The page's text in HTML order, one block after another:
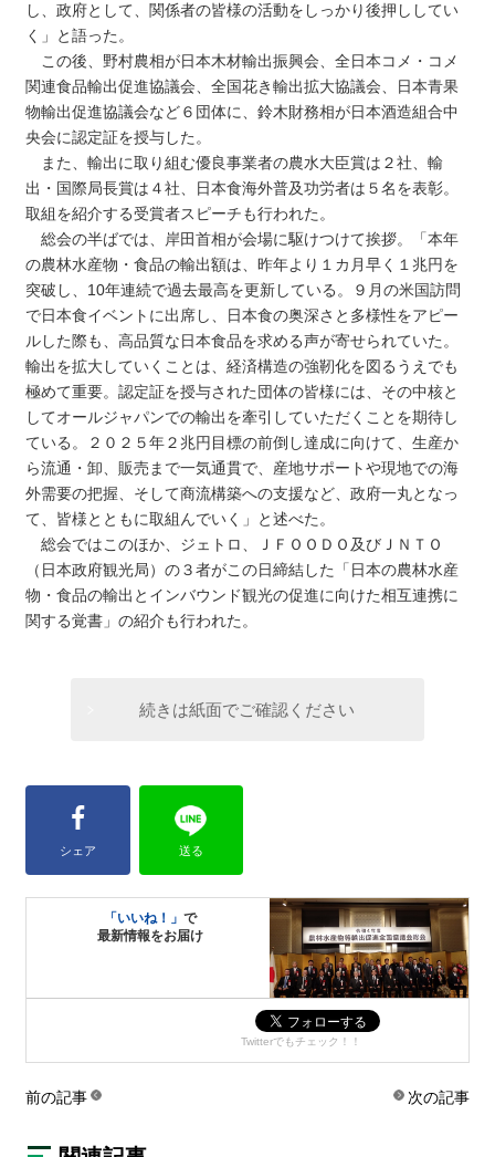
し、政府として、関係者の皆様の活動をしっかり後押ししてい
く」と語った。
この後、野村農相が日本木材輸出振興会、全日本コメ・コメ
関連食品輸出促進協議会、全国花き輸出拡大協議会、日本青果
物輸出促進協議会など６団体に、鈴木財務相が日本酒造組合中
央会に認定証を授与した。
また、輸出に取り組む優良事業者の農水大臣賞は２社、輸
出・国際局長賞は４社、日本食海外普及功労者は５名を表彰。
取組を紹介する受賞者スピーチも行われた。
総会の半ばでは、岸田首相が会場に駆けつけて挨拶。「本年
の農林水産物・食品の輸出額は、昨年より１カ月早く１兆円を
突破し、10年連続で過去最高を更新している。９月の米国訪問
で日本食イベントに出席し、日本食の奥深さと多様性をアピー
ルした際も、高品質な日本食品を求める声が寄せられていた。
輸出を拡大していくことは、経済構造の強靭化を図るうえでも
極めて重要。認定証を授与された団体の皆様には、その中核と
してオールジャパンでの輸出を牽引していただくことを期待し
ている。２０２５年２兆円目標の前倒し達成に向けて、生産か
ら流通・卸、販売まで一気通貫で、産地サポートや現地での海
外需要の把握、そして商流構築への支援など、政府一丸となっ
て、皆様とともに取組んでいく」と述べた。
総会ではこのほか、ジェトロ、ＪＦＯＯＤＯ及びＪＮＴＯ
（日本政府観光局）の３者がこの日締結した「日本の農林水産
物・食品の輸出とインバウンド観光の促進に向けた相互連携に
関する覚書」の紹介も行われた。
続きは紙面でご確認ください
シェア 送る
「いいね！」で
最新情報をお届け
Twitterでもチェック！！
前の記事 次の記事